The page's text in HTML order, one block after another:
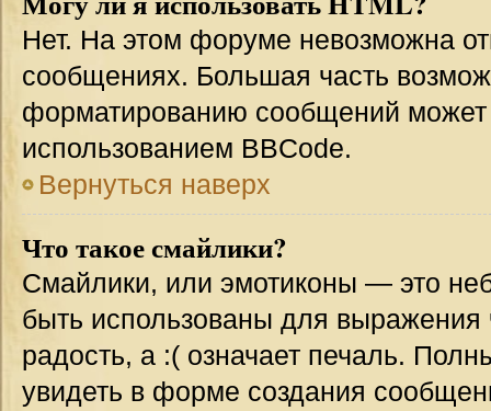
Нет. На этом форуме невозможна
сообщениях. Большая часть
форматированию сообщений может
использованием BBCode.
Вернуться наверх
Что такое смайлики?
Смайлики, или эмотиконы — это
быть использованы для выражения
радость, а :( означает печаль.
увидеть в форме создания